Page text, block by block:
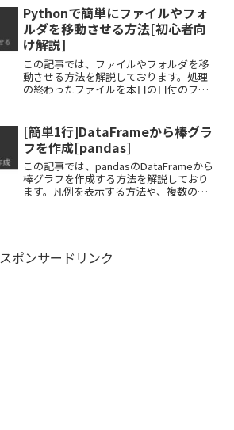
ってください。
Pythonで簡単にファイルやフォ
ルダを移動させる方法[初心者向
け解説]
この記事では、ファイルやフォルダを移
動させる方法を解説しております。処理
の終わったファイルを本日の日付のフォ
いうやり方もできます。
[簡単1行]DataFrameから棒グラ
フを作成[pandas]
この記事では、pandasのDataFrameから
棒グラフを作成する方法を解説しており
ます。凡例を表示する方法や、複数の棒
スポンサードリンク